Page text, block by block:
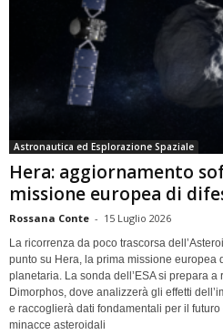
Astronautica ed Esplorazione Spaziale
Hera: aggiornamento
missione europea di
Rossana Conte - 15 Luglio 2026
La ricorrenza da poco trascorsa
punto su Hera, la prima missione europea
planetaria. La sonda dell’ESA si prepara
Dimorphos, dove analizzerà gli effetti
e raccoglierà dati fondamentali per il
minacce asteroidali